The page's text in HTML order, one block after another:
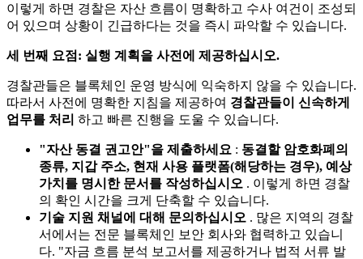
이렇게 하면 경찰은 자산 흐름이 명확하고 수사 여건이 조성되
어 있으며 상황이 긴급하다는 것을 즉시 파악할 수 있습니다.
세 번째 요점: 실행 계획을 사전에 제공하십시오.
경찰관들은 블록체인 운영 방식에 익숙하지 않을 수 있습니다.
따라서 사전에 명확한 지침을 제공하여 경찰관들이 신속하게
업무를 처리 하고 빠른 진행을 도울 수 있습니다.
"자산 동결 권고안"을 제출하세요 : 동결할 암호화폐의
종류, 지갑 주소, 현재 사용 플랫폼(해당하는 경우), 예상
가치를 명시한 문서를 작성하십시오 . 이렇게 하면 경찰
의 확인 시간을 크게 단축할 수 있습니다.
기술 지원 채널에 대해 문의하십시오 . 많은 지역의 경찰
서에서는 전문 블록체인 보안 회사와 협력하고 있습니
다. "자금 흐름 분석 보고서를 제공하거나 법적 서류 발